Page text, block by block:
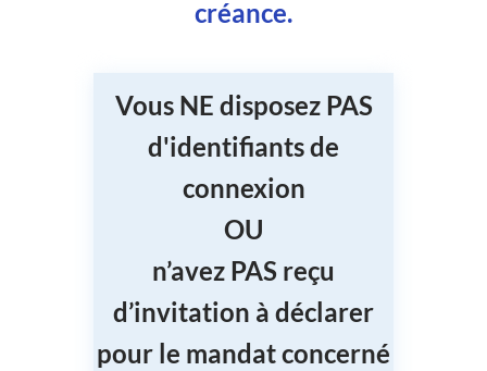
créance.
Vous NE disposez PAS
d'identifiants de
connexion
OU
n’avez PAS reçu
d’invitation à déclarer
pour le mandat concerné